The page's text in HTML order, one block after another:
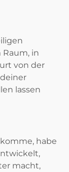
in
von der
lassen
habe
macht,